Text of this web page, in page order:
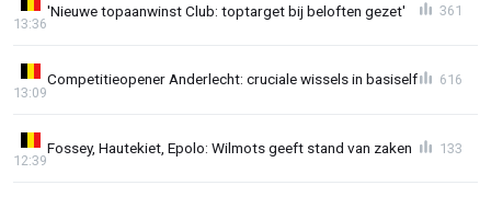
'Nieuwe topaanwinst Club: toptarget bij beloften gezet'
13:36
361
Competitieopener Anderlecht: cruciale wissels in basiself
13:09
616
Fossey, Hautekiet, Epolo: Wilmots geeft stand van zaken
12:39
133